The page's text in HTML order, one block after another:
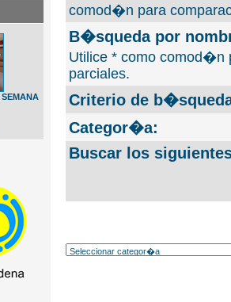
comod�n para
B�squeda por
Utilice * como comod�n
parciales.
Criterio de
Categor�a:
Buscar los